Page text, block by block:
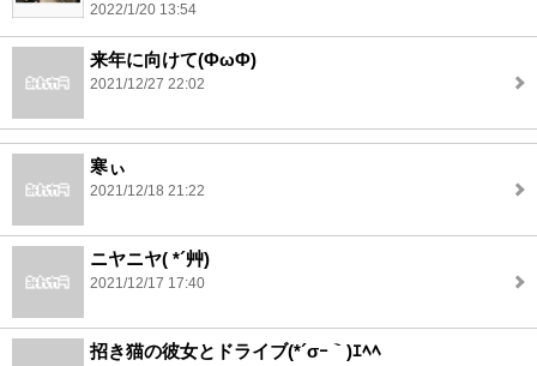
2022/1/20 13:54
来年に向けて(ФωФ)
2021/12/27 22:02
寒ぃ
2021/12/18 21:22
ニヤニヤ( *´艸)
2021/12/17 17:40
招き猫の彼女とドライブ(*´σｰ｀)ｴﾍﾍ